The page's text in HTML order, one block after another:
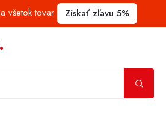
všetok tovar Získať zľavu 5%
.